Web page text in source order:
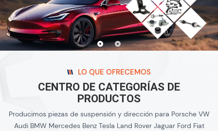
français
Deutsch
español
português
LO QUE OFRECEMOS
CENTRO DE CATEGORÍAS DE
PRODUCTOS
Producimos piezas de suspensión y dirección para Porsche VW
Audi BMW Mercedes Benz Tesla Land Rover Jaguar Ford Fiat